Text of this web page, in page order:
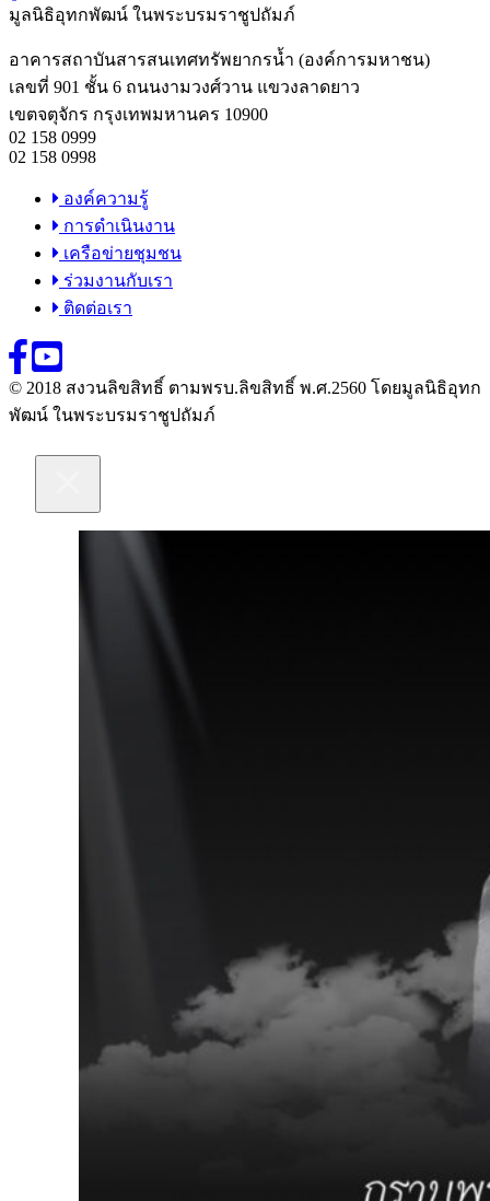
มูลนิธิอุทกพัฒน์ ในพระบรมราชูปถัมภ์
อาคารสถาบันสารสนเทศทรัพยากรน้ำ (องค์การมหาชน)
เลขที่ 901 ชั้น 6 ถนนงามวงศ์วาน แขวงลาดยาว
เขตจตุจักร กรุงเทพมหานคร 10900
02 158 0999
02 158 0998
องค์ความรู้
การดำเนินงาน
เครือข่ายชุมชน
ร่วมงานกับเรา
ติดต่อเรา
© 2018 สงวนลิขสิทธิ์ ตามพรบ.ลิขสิทธิ์ พ.ศ.2560 โดยมูลนิธิอุทก
พัฒน์ ในพระบรมราชูปถัมภ์